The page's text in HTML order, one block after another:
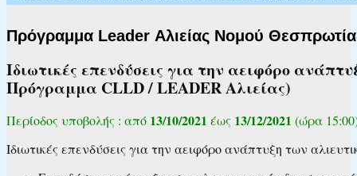
Πρόγραμμα Leader Αλιείας Νομού
Ιδιωτικές επενδύσεις για την αειφόρο
Πρόγραμμα CLLD / LEADER Αλιείας)
Περίοδος υποβολής : από 13/10/2021 έως 13/12/2021 (ώρα
Ιδιωτικές επενδύσεις για την αειφόρο ανάπτυξη των